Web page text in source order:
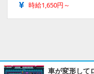
時給1,650円～
車が変形して